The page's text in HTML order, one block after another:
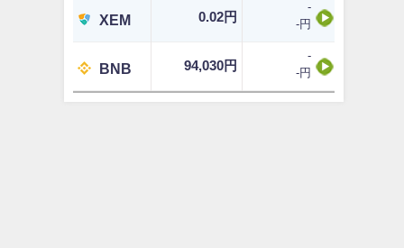
XEM 0.02円
-
-円
BNB 94,030円
-
-円